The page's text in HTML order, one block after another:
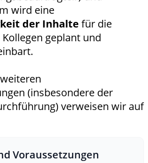
wird eine
der Inhalte für die
geplant und
(insbesondere der
verweisen wir auf
Voraussetzungen